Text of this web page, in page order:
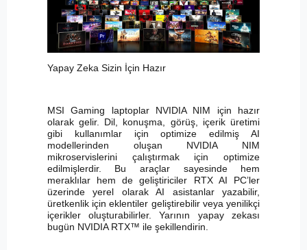
Yapay Zeka Sizin İçin Hazır
MSI Gaming laptoplar NVIDIA NIM için hazır
olarak gelir. Dil, konuşma, görüş, içerik üretimi
gibi kullanımlar için optimize edilmiş AI
modellerinden oluşan NVIDIA NIM
mikroservislerini çalıştırmak için optimize
edilmişlerdir. Bu araçlar sayesinde hem
meraklılar hem de geliştiriciler RTX AI PC’ler
üzerinde yerel olarak AI asistanlar yazabilir,
üretkenlik için eklentiler geliştirebilir veya yenilikçi
içerikler oluşturabilirler. Yarının yapay zekası
bugün NVIDIA RTX™ ile şekillendirin.